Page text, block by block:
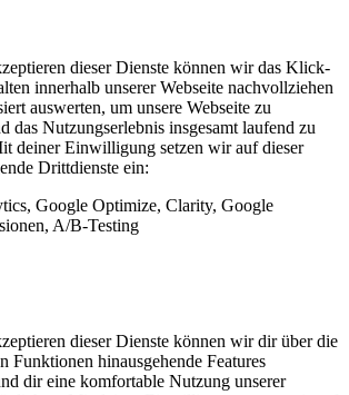
dieser Dienste können wir das Klick-
innerhalb unserer Webseite nachvollziehen
auswerten, um unsere Webseite zu
das Nutzungserlebnis insgesamt laufend zu
deiner Einwilligung setzen wir auf dieser
Drittdienste ein:
Google Optimize, Clarity, Google
A/B-Testing
dieser Dienste können wir dir über die
Funktionen hinausgehende Features
dir eine komfortable Nutzung unserer